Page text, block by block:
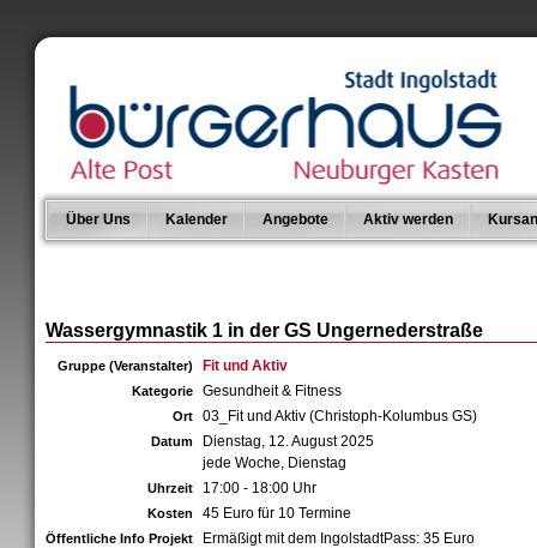
Über Uns Kalender Angebote Aktiv werden
Wassergymnastik 1 in der GS Ungernederstraße
Gruppe (Veranstalter) Fit und Aktiv
Kategorie Gesundheit & Fitness
Ort 03_Fit und Aktiv (Christoph-Kolumbus GS)
Datum
Dienstag, 12. August 2025
jede Woche, Dienstag
Uhrzeit 17:00 - 18:00 Uhr
Kosten 45 Euro für 10 Termine
Öffentliche Info Projekt Ermäßigt mit dem IngolstadtPass: 35 Euro